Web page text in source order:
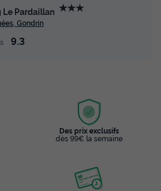
Le Pardaillan ★★★
Gondrin
9.3
Des prix exclusifs
dès 99€ la semaine